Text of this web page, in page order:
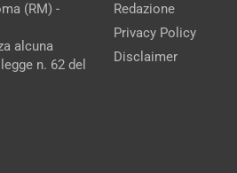
(RM) -
alcuna
n. 62 del
Redazione
Privacy Policy
Disclaimer